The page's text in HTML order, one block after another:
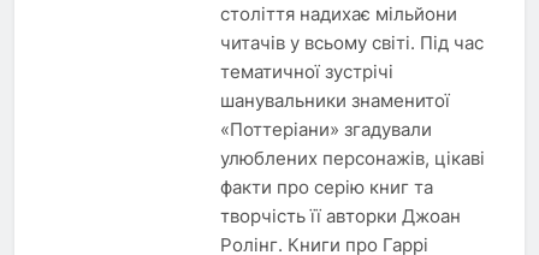
століття надихає мільйони
читачів у всьому світі. Під час
тематичної зустрічі
шанувальники знаменитої
«Поттеріани» згадували
улюблених персонажів, цікаві
факти про серію книг та
творчість її авторки Джоан
Ролінг. Книги про Гаррі